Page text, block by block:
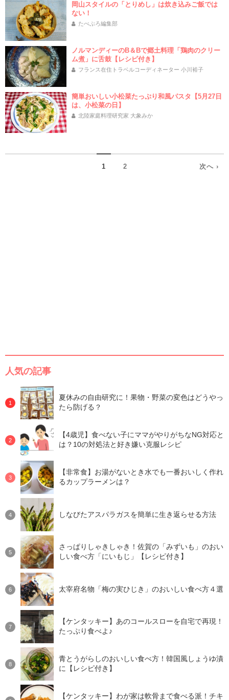
岡山スタイルの「とりめし」は炊き込みご飯では
ない！
たべぷろ編集部
ノルマンディーのB＆Bで郷土料理「鶏肉のクリー
ム煮」に舌鼓【レシピ付き】
フランス在住トラベルコーディネーター 小川裕子
簡単おいしい小松菜たっぷり和風パスタ【5月27日
は、小松菜の日】
北陸家庭料理研究家 大象みか
1 2 次へ ›
人気の記事
夏休みの自由研究に！果物・野菜の変色はどうやっ
たら防げる？
【4歳児】食べない子にママがやりがちなNG対応と
は？10の対処法と好き嫌い克服レシピ
【非常食】お湯がないとき水でも一番おいしく作れ
るカップラーメンは？
しなびたアスパラガスを簡単に生き返らせる方法
さっぱりしゃきしゃき！佐賀の「みずいも」のおい
しい食べ方「にいもじ」【レシピ付き】
太宰府名物「梅の実ひじき」のおいしい食べ方４選
【ケンタッキー】あのコールスローを自宅で再現！
たっぷり食べよ♪
青とうがらしのおいしい食べ方！韓国風しょうゆ漬
に【レシピ付き】
【ケンタッキー】わが家は軟骨まで食べる派！チキ